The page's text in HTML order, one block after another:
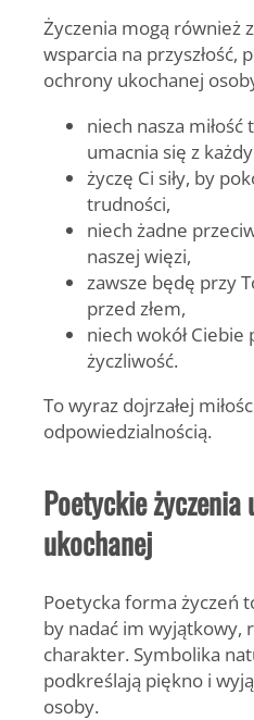
Życzenia mogą również
wsparcia na przyszłość,
ochrony ukochanej
niech nasza
umacnia się z
życzę Ci siły, by
trudności,
niech żadne
naszej więzi,
zawsze będę przy
przed złem,
niech wokół
życzliwość.
To wyraz dojrzałej
odpowiedzialnością.
Poetyckie
ukochanej
Poetycka forma życzeń
by nadać im wyjątkowy,
charakter. Symbolika
podkreślają piękno i
osoby.